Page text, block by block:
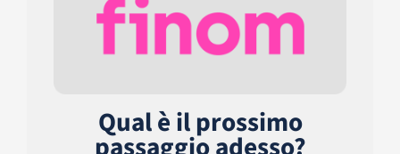
Qual è il prossimo